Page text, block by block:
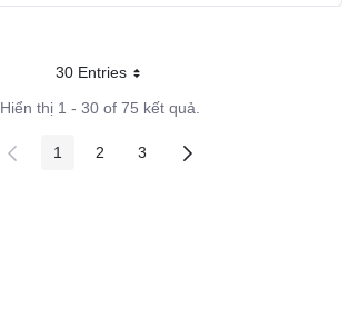
30 EntriesMỗi trang
Hiển thị 1 - 30 of 75 kết quả.
Các trang trên cổng
1 Các trang trên cổng
2 Các trang trên cổng
3